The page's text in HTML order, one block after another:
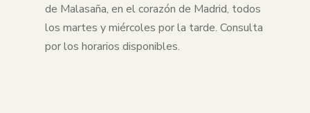
de Malasaña, en el corazón de Madrid, todos
los martes y miércoles por la tarde. Consulta
por los horarios disponibles.